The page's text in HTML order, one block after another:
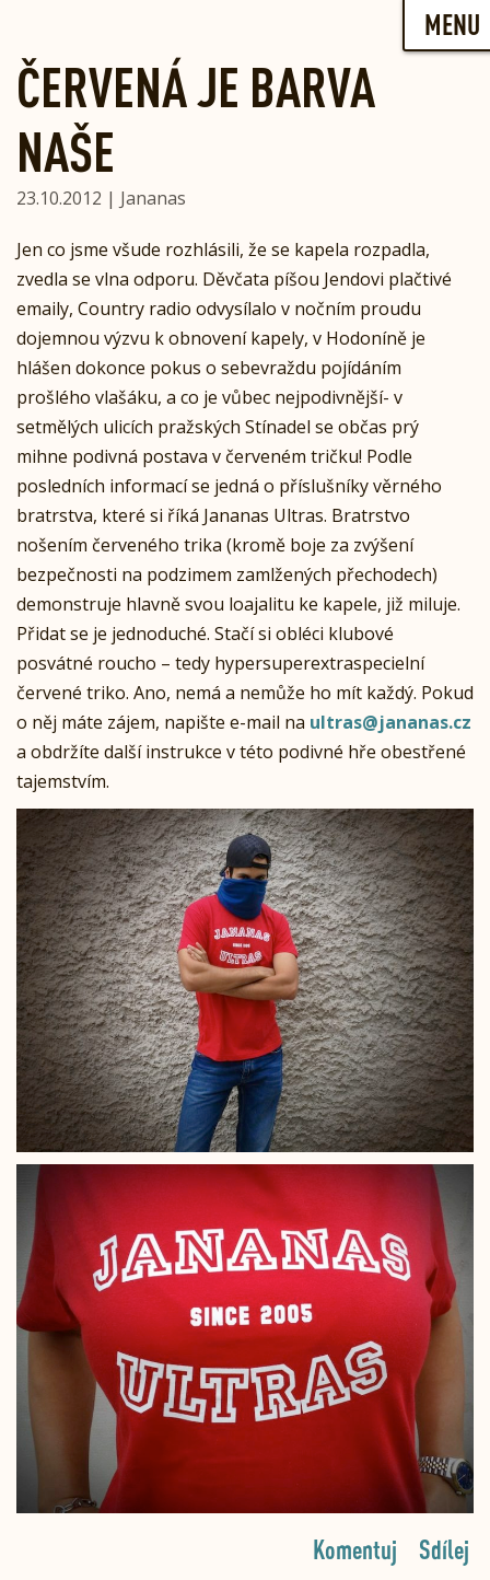
content
MENU
ČERVENÁ JE BARVA
NAŠE
23.10.2012 | Jananas
Jen co jsme všude rozhlásili, že se kapela rozpadla,
zvedla se vlna odporu. Děvčata píšou Jendovi plačtivé
emaily, Country radio odvysílalo v nočním proudu
dojemnou výzvu k obnovení kapely, v Hodoníně je
hlášen dokonce pokus o sebevraždu pojídáním
prošlého vlašáku, a co je vůbec nejpodivnější- v
setmělých ulicích pražských Stínadel se občas prý
mihne podivná postava v červeném tričku! Podle
posledních informací se jedná o příslušníky věrného
bratrstva, které si říká Jananas Ultras. Bratrstvo
nošením červeného trika (kromě boje za zvýšení
bezpečnosti na podzimem zamlžených přechodech)
demonstruje hlavně svou loajalitu ke kapele, již miluje.
Přidat se je jednoduché. Stačí si obléci klubové
posvátné roucho – tedy hypersuperextraspecielní
červené triko. Ano, nemá a nemůže ho mít každý. Pokud
o něj máte zájem, napište e-mail na ultras@jananas.cz
a obdržíte další instrukce v této podivné hře obestřené
tajemstvím.
Sdílej
Komentuj